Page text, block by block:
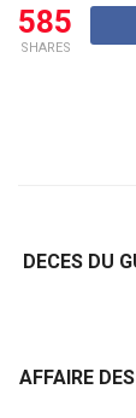
585
SHARES
DECES DU
AFFAIRE